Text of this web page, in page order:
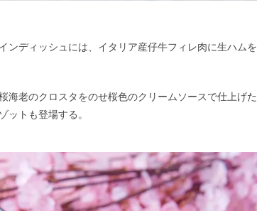
ンディッシュには、イタリア産仔牛フィレ肉に生ハムを
海老のクロスタをのせ桜色のクリームソースで仕上げた
ットも登場する。